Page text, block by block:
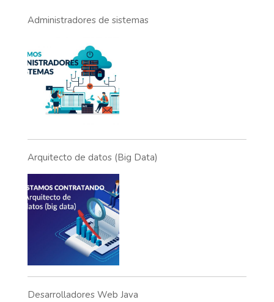
Administradores de sistemas
Arquitecto de datos (Big Data)
Desarrolladores Web Java